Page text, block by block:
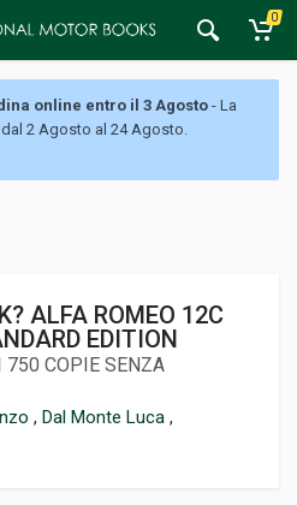
0
online entro il 3 Agosto - La
2 Agosto al 24 Agosto.
ALFA ROMEO 12C
EDITION
750 COPIE SENZA
, Dal Monte Luca ,